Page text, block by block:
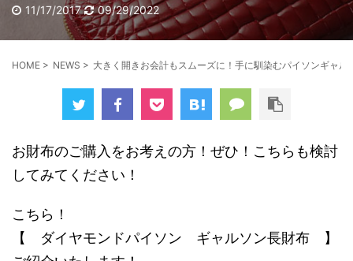
11/17/2017 09/29/2022
HOME > NEWS > 大きく開きお会計もスムーズに！手に馴染むパイソンギャル
お財布のご購入をお考えの方！ぜひ！こちらも検討
してみてください！
こちら！
【 ダイヤモンドパイソン ギャルソン長財布 】